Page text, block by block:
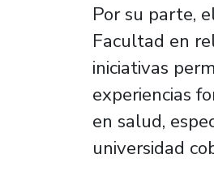
Por su parte,
Facultad en
iniciativas
experiencias
en salud,
universidad